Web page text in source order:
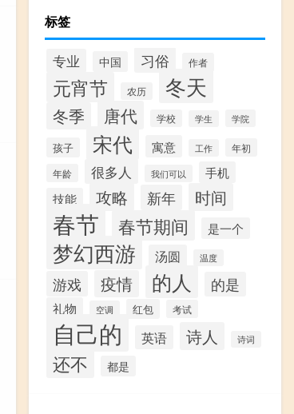
标签
专业 中国 习俗 作者
元宵节 农历 冬天
冬季 唐代 学校 学生 学院
孩子 宋代 寓意 工作
年初
年龄
很多人 我们可以
手机
技能
攻略 新年 时间
春节 春节期间 是一个
梦幻西游 汤圆 温度
游戏 疫情 的人 的是
礼物 空调 红包 考试
自己的 英语 诗人 诗词
还不 都是